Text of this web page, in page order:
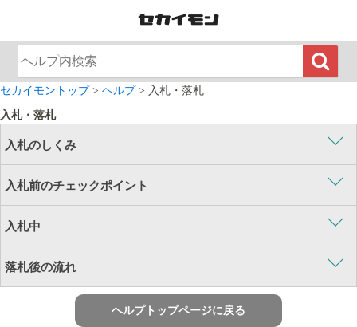
セカイモントップ> ヘルプ> 入札・落札
入札・落札
入札のしくみ
入札前のチェックポイント
入札中
落札後の流れ
ヘルプトップページに戻る